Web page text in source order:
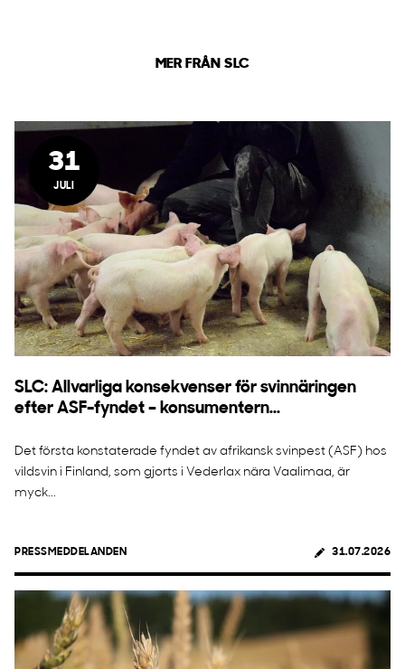
MER FRÅN SLC
31
JULI
SLC: Allvarliga konsekvenser för svinnäringen
efter ASF-fyndet – konsumentern...
Det första konstaterade fyndet av afrikansk svinpest (ASF) hos
vildsvin i Finland, som gjorts i Vederlax nära Vaalimaa, är
myck...
PRESSMEDDELANDEN 31.07.2026